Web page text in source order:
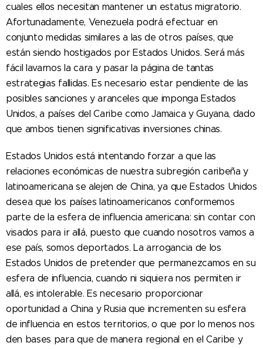
cuales ellos necesitan mantener un estatus migratorio.
Afortunadamente, Venezuela podrá efectuar en
conjunto medidas similares a las de otros países, que
están siendo hostigados por Estados Unidos. Será más
fácil lavarnos la cara y pasar la página de tantas
estrategias fallidas. Es necesario estar pendiente de las
posibles sanciones y aranceles que imponga Estados
Unidos, a países del Caribe como Jamaica y Guyana, dado
que ambos tienen significativas inversiones chinas.
Estados Unidos está intentando forzar a que las
relaciones económicas de nuestra subregión caribeña y
latinoamericana se alejen de China, ya que Estados Unidos
desea que los países latinoamericanos conformemos
parte de la esfera de influencia americana: sin contar con
visados para ir allá, puesto que cuando nosotros vamos a
ese país, somos deportados. La arrogancia de los
Estados Unidos de pretender que permanezcamos en su
esfera de influencia, cuando ni siquiera nos permiten ir
allá, es intolerable. Es necesario proporcionar
oportunidad a China y Rusia que incrementen su esfera
de influencia en estos territorios, o que por lo menos nos
den bases para que de manera regional en el Caribe y